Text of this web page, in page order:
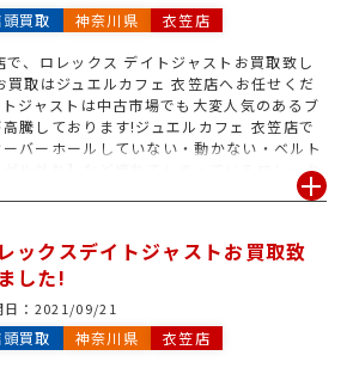
ンティカード・箱・保証書など全て揃って
して高価買取することが出来ます！中古市
お品物では金額に大きなさがあります。そ
ち頂くようお勧めしております。もちろん
しますのでお持ちでない方もご安心下さ
頭買取 神奈川県 衣笠店
、ロレックス デイトジャストお買取致し
買取はジュエルカフェ 衣笠店へお任せくだ
ジャストは中古市場でも大変人気のあるブ
騰しております!ジュエルカフェ 衣笠店で
バーホールしていない・動かない・ベルト
ゼル外れ】など壊れてしまっているロレック
可能となります!今回お持ちくださったロレ
とても良く高価買取する事が出来ました!付
れば査定額UPに繋がりますので、忘れずに
レックスのお買取はジュエルカフェ衣笠店
ックスデイトジャストお買取致
した!
： 2021/09/21
頭買取 神奈川県 衣笠店